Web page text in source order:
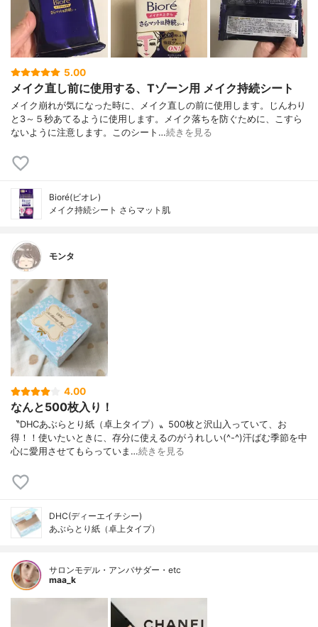
5.00
メイク直し前に使用する、Tゾーン用 メイク持続シート
メイク崩れが気になった時に、メイク直しの前に使用します。じんわり
と3～５秒あてるように使用します。メイク落ちを防ぐために、こすら
ないように注意します。このシート…続きを見る
Bioré(ビオレ)
メイク持続シート さらマット肌
モンタ
4.00
なんと500枚入り！
〝DHCあぶらとり紙（卓上タイプ）〟500枚と沢山入っていて、お
得！！使いたいときに、存分に使えるのがうれしい(^-^)汗ばむ季節を中
心に愛用させてもらっていま…続きを見る
DHC(ディーエイチシー)
あぶらとり紙（卓上タイプ）
サロンモデル・アンバサダー・etc
maa_k